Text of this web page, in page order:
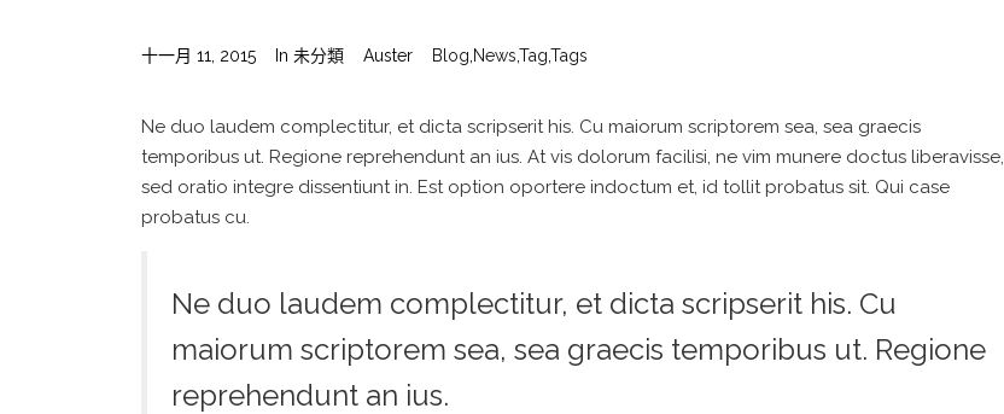
十一月 11, 2015 In 未分類 Auster Blog NewsTagTags
Ne duo laudem complectitur, et dicta scripserit his. Cu maiorum scriptorem sea, sea graecis
temporibus ut. Regione reprehendunt an ius. At vis dolorum facilisi, ne vim munere doctus liberavisse,
sed oratio integre dissentiunt in. Est option oportere indoctum et, id tollit probatus sit. Qui case
probatus cu.
Ne duo laudem complectitur, et dicta scripserit his. Cu
maiorum scriptorem sea, sea graecis temporibus ut. Regione
reprehendunt an ius.